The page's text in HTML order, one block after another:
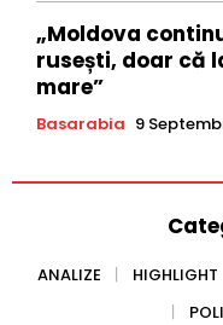
„Moldova
rusești, doar că
mare”
Basarabia 9
ANALIZE HIGHLIGHT